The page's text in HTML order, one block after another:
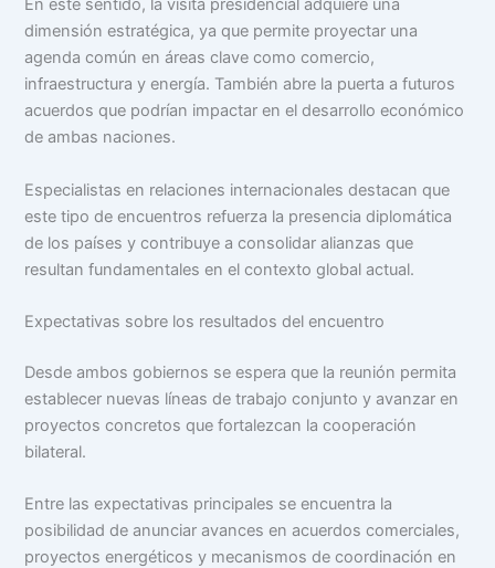
En este sentido, la visita presidencial adquiere una
dimensión estratégica, ya que permite proyectar una
agenda común en áreas clave como comercio,
infraestructura y energía. También abre la puerta a futuros
acuerdos que podrían impactar en el desarrollo económico
de ambas naciones.
Especialistas en relaciones internacionales destacan que
este tipo de encuentros refuerza la presencia diplomática
de los países y contribuye a consolidar alianzas que
resultan fundamentales en el contexto global actual.
Expectativas sobre los resultados del encuentro
Desde ambos gobiernos se espera que la reunión permita
establecer nuevas líneas de trabajo conjunto y avanzar en
proyectos concretos que fortalezcan la cooperación
bilateral.
Entre las expectativas principales se encuentra la
posibilidad de anunciar avances en acuerdos comerciales,
proyectos energéticos y mecanismos de coordinación en